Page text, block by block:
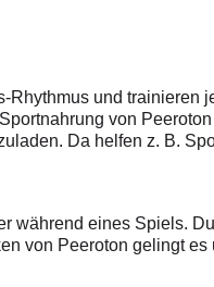
und trainieren
von
Da helfen z. B.
während eines Spiels.
von Peeroton gelingt